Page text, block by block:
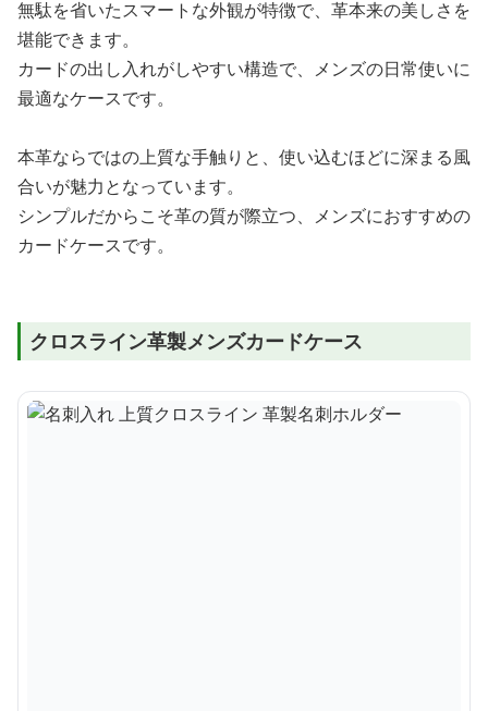
無駄を省いたスマートな外観が特徴で、革本来の美しさを
堪能できます。
カードの出し入れがしやすい構造で、メンズの日常使いに
最適なケースです。
本革ならではの上質な手触りと、使い込むほどに深まる風
合いが魅力となっています。
シンプルだからこそ革の質が際立つ、メンズにおすすめの
カードケースです。
クロスライン革製メンズカードケース